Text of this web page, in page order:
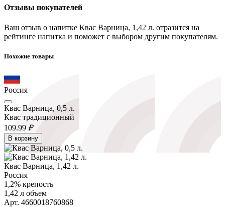
Отзывы покупателей
Ваш отзыв о напитке Квас Варница, 1,42 л. отразится на
рейтинге напитка и поможет с выбором другим покупателям.
Похожие товары
Россия
Квас Варница, 0,5 л.
Квас традиционный
109.99 ₽
В корзину
Квас Варница, 1,42 л.
Россия
1,2% крепость
1,42 л объем
Арт. 4660018760868